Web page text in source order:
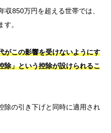
収850万円を超える世帯では、
。
がこの影響を受けないようにす
除」という控除が設けられるこ
除の引き下げと同時に適用され